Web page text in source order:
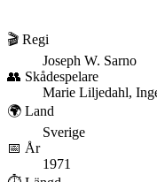
🎬 Regi
Joseph W. Sarno
👥 Skådespelare
Marie Liljedahl,
🌍 Land
Sverige
📅 År
1971